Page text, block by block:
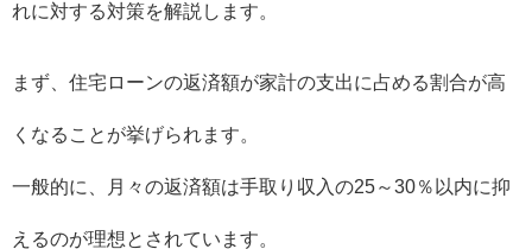
れに対する対策を解説します。
まず、住宅ローンの返済額が家計の支出に占める割合が高
くなることが挙げられます。
一般的に、月々の返済額は手取り収入の25～30％以内に抑
えるのが理想とされています。